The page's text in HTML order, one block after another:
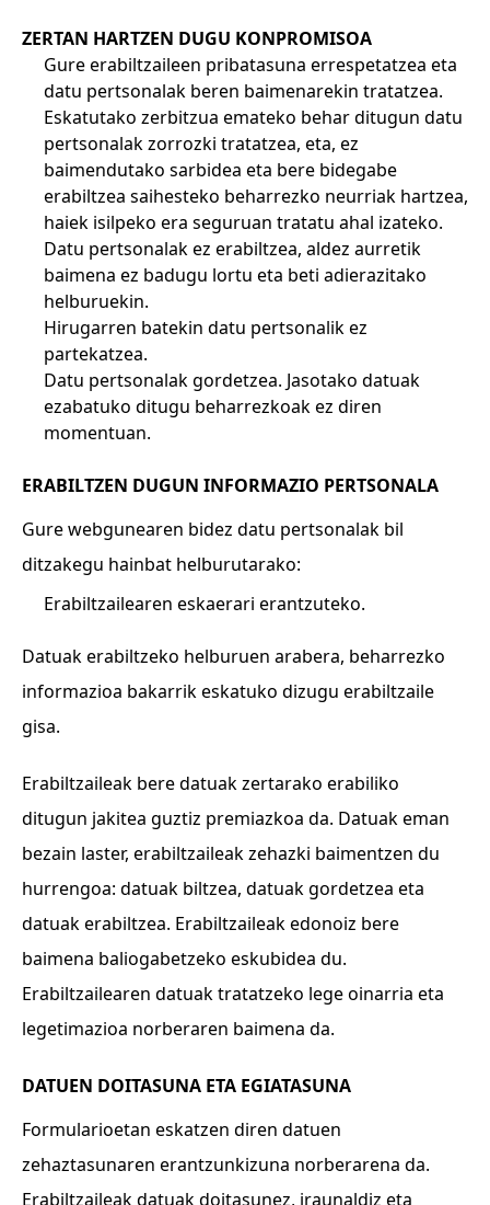
ZERTAN HARTZEN DUGU KONPROMISOA
Gure erabiltzaileen pribatasuna errespetatzea eta
datu pertsonalak beren baimenarekin tratatzea.
Eskatutako zerbitzua emateko behar ditugun datu
pertsonalak zorrozki tratatzea, eta, ez
baimendutako sarbidea eta bere bidegabe
erabiltzea saihesteko beharrezko neurriak hartzea,
haiek isilpeko era seguruan tratatu ahal izateko.
Datu pertsonalak ez erabiltzea, aldez aurretik
baimena ez badugu lortu eta beti adierazitako
helburuekin.
Hirugarren batekin datu pertsonalik ez
partekatzea.
Datu pertsonalak gordetzea. Jasotako datuak
ezabatuko ditugu beharrezkoak ez diren
momentuan.
ERABILTZEN DUGUN INFORMAZIO PERTSONALA
Gure webgunearen bidez datu pertsonalak bil
ditzakegu hainbat helburutarako:
Erabiltzailearen eskaerari erantzuteko.
Datuak erabiltzeko helburuen arabera, beharrezko
informazioa bakarrik eskatuko dizugu erabiltzaile
gisa.
Erabiltzaileak bere datuak zertarako erabiliko
ditugun jakitea guztiz premiazkoa da. Datuak eman
bezain laster, erabiltzaileak zehazki baimentzen du
hurrengoa: datuak biltzea, datuak gordetzea eta
datuak erabiltzea. Erabiltzaileak edonoiz bere
baimena baliogabetzeko eskubidea du.
Erabiltzailearen datuak tratatzeko lege oinarria eta
legetimazioa norberaren baimena da.
DATUEN DOITASUNA ETA EGIATASUNA
Formularioetan eskatzen diren datuen
zehaztasunaren erantzunkizuna norberarena da.
Erabiltzaileak datuak doitasunez, iraunaldiz eta